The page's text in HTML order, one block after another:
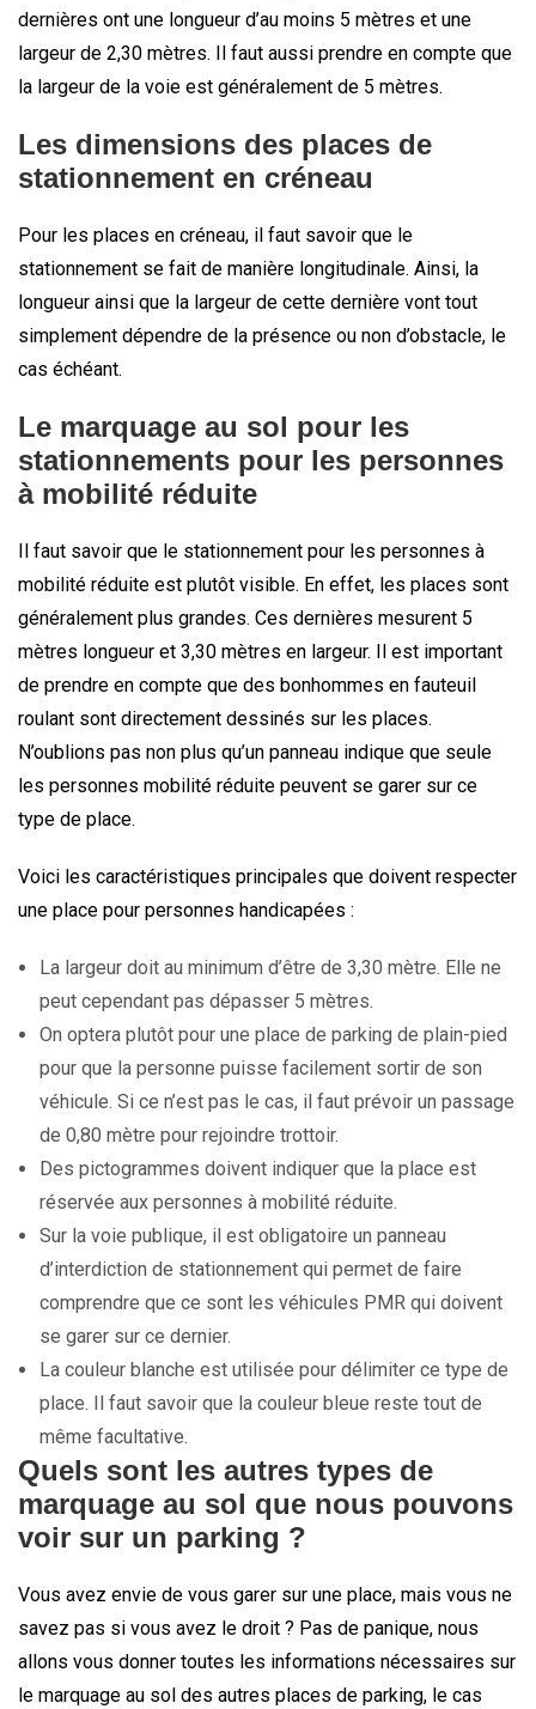
dernières ont une longueur d’au moins 5 mètres et une
largeur de 2,30 mètres. Il faut aussi prendre en compte que
la largeur de la voie est généralement de 5 mètres.
Les dimensions des places de
stationnement en créneau
Pour les places en créneau, il faut savoir que le
stationnement se fait de manière longitudinale. Ainsi, la
longueur ainsi que la largeur de cette dernière vont tout
simplement dépendre de la présence ou non d’obstacle, le
cas échéant.
Le marquage au sol pour les
stationnements pour les personnes
à mobilité réduite
Il faut savoir que le stationnement pour les personnes à
mobilité réduite est plutôt visible. En effet, les places sont
généralement plus grandes. Ces dernières mesurent 5
mètres longueur et 3,30 mètres en largeur. Il est important
de prendre en compte que des bonhommes en fauteuil
roulant sont directement dessinés sur les places.
N’oublions pas non plus qu’un panneau indique que seule
les personnes mobilité réduite peuvent se garer sur ce
type de place.
Voici les caractéristiques principales que doivent respecter
une place pour personnes handicapées :
La largeur doit au minimum d’être de 3,30 mètre. Elle ne
peut cependant pas dépasser 5 mètres.
On optera plutôt pour une place de parking de plain-pied
pour que la personne puisse facilement sortir de son
véhicule. Si ce n’est pas le cas, il faut prévoir un passage
de 0,80 mètre pour rejoindre trottoir.
Des pictogrammes doivent indiquer que la place est
réservée aux personnes à mobilité réduite.
Sur la voie publique, il est obligatoire un panneau
d’interdiction de stationnement qui permet de faire
comprendre que ce sont les véhicules PMR qui doivent
se garer sur ce dernier.
La couleur blanche est utilisée pour délimiter ce type de
place. Il faut savoir que la couleur bleue reste tout de
même facultative.
Quels sont les autres types de
marquage au sol que nous pouvons
voir sur un parking ?
Vous avez envie de vous garer sur une place, mais vous ne
savez pas si vous avez le droit ? Pas de panique, nous
allons vous donner toutes les informations nécessaires sur
le marquage au sol des autres places de parking, le cas